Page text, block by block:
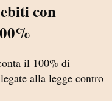
con
il 100% di
alla legge contro